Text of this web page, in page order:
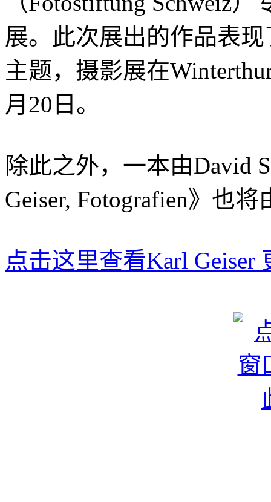
展。此次展出的作品表
主题，摄影展在
月20日。
除此之外，一本由David
Geiser, Fotografien》也
点击这里查看Karl Geiser